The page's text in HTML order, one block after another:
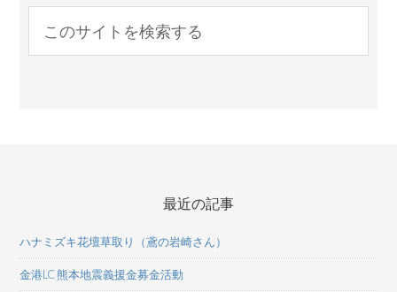
最近の記事
ハナミズキ花壇草取り（鳶の岩崎さん）
金港LC 熊本地震義援金募金活動